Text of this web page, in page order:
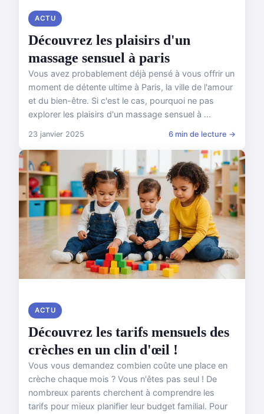
ACTU
Découvrez les plaisirs d'un
massage sensuel à paris
Vous avez probablement déjà pensé à vous offrir un
moment de détente ultime à Paris, la ville de l'amour
et du bien-être. Si c'est le cas, pourquoi ne pas
explorer les plaisirs d'un massage sensuel à ...
23 janvier 2025 6 min de lecture →
ACTU
Découvrez les tarifs mensuels des
crèches en un clin d'œil !
Vous vous demandez combien coûte une place en
crèche chaque mois ? Vous n'êtes pas seul ! De
nombreux parents cherchent à comprendre les
tarifs pour mieux planifier leur budget familial. Pour